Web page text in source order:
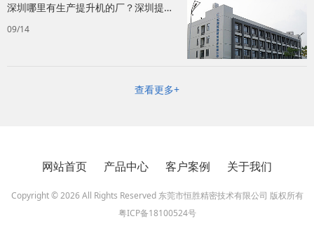
深圳哪里有生产提升机的厂？深圳提升
机生产厂家！
09/14
查看更多+
网站首页 产品中心 客户案例 关于我们
Copyright © 2026 All Rights Reserved 东莞市恒胜精密技术有限公司 版权所有
粤ICP备18100524号